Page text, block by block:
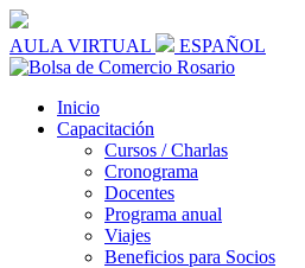
AULA VIRTUAL ESPAÑOL
Inicio
Capacitación
Cursos / Charlas
Cronograma
Docentes
Programa anual
Viajes
Beneficios para Socios